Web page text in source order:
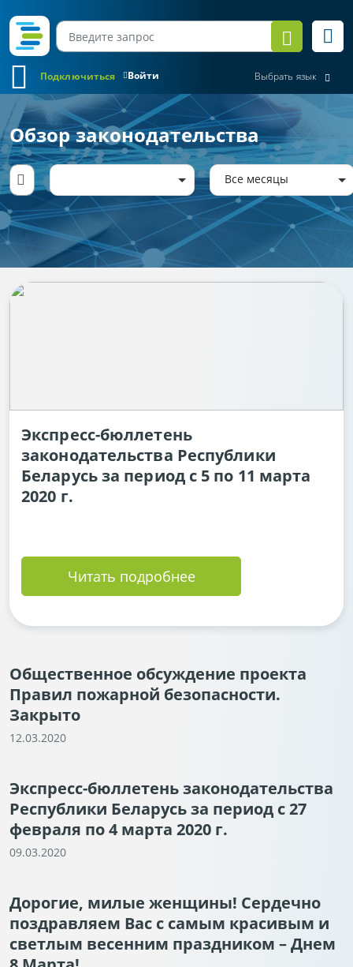
Войти
Подключиться Выбрать язык
Обзор законодательства
Все месяцы
Экспресс-бюллетень
законодательства Республики
Беларусь за период с 5 по 11 марта
2020 г.
Читать подробнее
Общественное обсуждение проекта
Правил пожарной безопасности.
Закрыто
12.03.2020
Экспресс-бюллетень законодательства
Республики Беларусь за период с 27
февраля по 4 марта 2020 г.
09.03.2020
Дорогие, милые женщины! Сердечно
поздравляем Вас с самым красивым и
светлым весенним праздником – Днем